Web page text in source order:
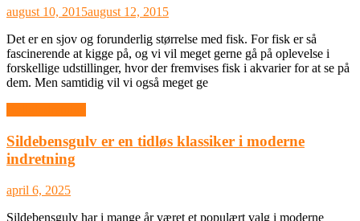
august 10, 2015august 12, 2015
Det er en sjov og forunderlig størrelse med fisk. For fisk er så
fascinerende at kigge på, og vi vil meget gerne gå på oplevelse i
forskellige udstillinger, hvor der fremvises fisk i akvarier for at se på
dem. Men samtidig vil vi også meget ge
Sildebensgulv er en tidløs klassiker i moderne
indretning
april 6, 2025
Sildebensgulv har i mange år været et populært valg i moderne